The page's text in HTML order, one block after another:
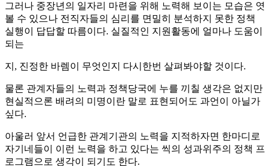
그러나 중장년의 일자리 마련을 위해 노력해 보이는 모습은 엿
볼 수 있으나 전직자들의 심리를 면밀히 분석하지 못한 정책
실행이 답답할 따름이다. 실질적인 지원활동에 얼마나 도움이
되는
지, 진정한 바렘이 무엇인지 다시한번 살펴봐야할 것이다.
물론 관계자들의 노력과 정책당국에 누를 끼칠 생각은 없지만
현실적으론 배려의 미명이란 말로 표현되어도 과언이 아닐가
싶다.
아울러 앞서 언급한 관계기관의 노력을 지적하자면 한마디로
자기네들이 이런 노력을 하고 있다는 씩의 성과위주의 정책 프
로그램으로 생각이 되기도 한다.